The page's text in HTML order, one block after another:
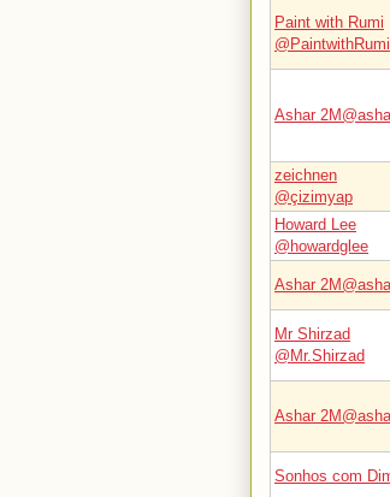
Paint with Rumi
Ashar
zeichnen
@çizimyap
Howard Lee
@howardglee
Ashar
Mr Shirzad
@Mr.Shirzad
Ashar
Sonhos com